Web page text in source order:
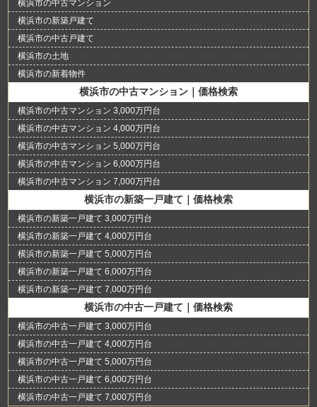
横浜市の中古マンション
横浜市の新築戸建て
横浜市の中古戸建て
横浜市の土地
横浜市の新着物件
横浜市の中古マンション｜価格検索
横浜市の中古マンション 3,000万円台
横浜市の中古マンション 4,000万円台
横浜市の中古マンション 5,000万円台
横浜市の中古マンション 6,000万円台
横浜市の中古マンション 7,000万円台
横浜市の新築一戸建て｜価格検索
横浜市の新築一戸建て 3,000万円台
横浜市の新築一戸建て 4,000万円台
横浜市の新築一戸建て 5,000万円台
横浜市の新築一戸建て 6,000万円台
横浜市の新築一戸建て 7,000万円台
横浜市の中古一戸建て｜価格検索
横浜市の中古一戸建て 3,000万円台
横浜市の中古一戸建て 4,000万円台
横浜市の中古一戸建て 5,000万円台
横浜市の中古一戸建て 6,000万円台
横浜市の中古一戸建て 7,000万円台